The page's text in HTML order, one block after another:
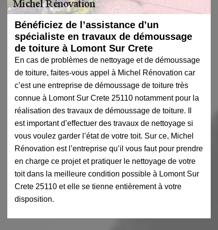
Bénéficiez de l’assistance d’un
spécialiste en travaux de démoussage
de toiture à Lomont Sur Crete
En cas de problèmes de nettoyage et de démoussage
de toiture, faites-vous appel à Michel Rénovation car
c’est une entreprise de démoussage de toiture très
connue à Lomont Sur Crete 25110 notamment pour la
réalisation des travaux de démoussage de toiture. Il
est important d’effectuer des travaux de nettoyage si
vous voulez garder l’état de votre toit. Sur ce, Michel
Rénovation est l’entreprise qu’il vous faut pour prendre
en charge ce projet et pratiquer le nettoyage de votre
toit dans la meilleure condition possible à Lomont Sur
Crete 25110 et elle se tienne entièrement à votre
disposition.